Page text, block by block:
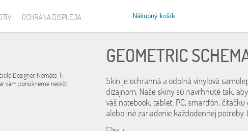
Nákupný košík
OCHRANA DISPLEJA
Designer. Nemáte-li
vám ponúkneme neskôr.
GEOMETRIC
Skin je ochranná a odolná vinylová
dizajnom. Naše skiny sú navrhnuté tak,
váš notebook, tablet, PC, smartfón,
alebo iné zariadenie každodennej potreby.